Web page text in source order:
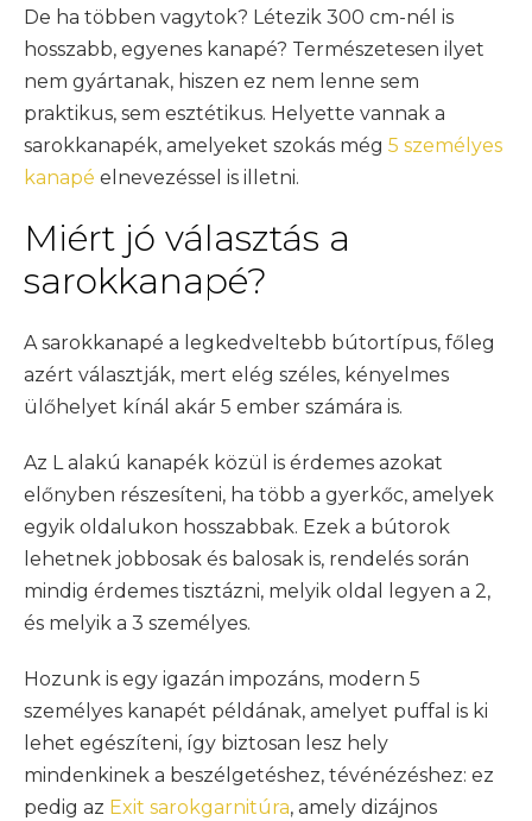
De ha többen vagytok? Létezik 300 cm-nél is
hosszabb, egyenes kanapé? Természetesen ilyet
nem gyártanak, hiszen ez nem lenne sem
praktikus, sem esztétikus. Helyette vannak a
sarokkanapék, amelyeket szokás még 5 személyes
kanapé elnevezéssel is illetni.
Miért jó választás a
sarokkanapé?
A sarokkanapé a legkedveltebb bútortípus, főleg
azért választják, mert elég széles, kényelmes
ülőhelyet kínál akár 5 ember számára is.
Az L alakú kanapék közül is érdemes azokat
előnyben részesíteni, ha több a gyerkőc, amelyek
egyik oldalukon hosszabbak. Ezek a bútorok
lehetnek jobbosak és balosak is, rendelés során
mindig érdemes tisztázni, melyik oldal legyen a 2,
és melyik a 3 személyes.
Hozunk is egy igazán impozáns, modern 5
személyes kanapét példának, amelyet puffal is ki
lehet egészíteni, így biztosan lesz hely
mindenkinek a beszélgetéshez, tévénézéshez: ez
pedig az Exit sarokgarnitúra, amely dizájnos